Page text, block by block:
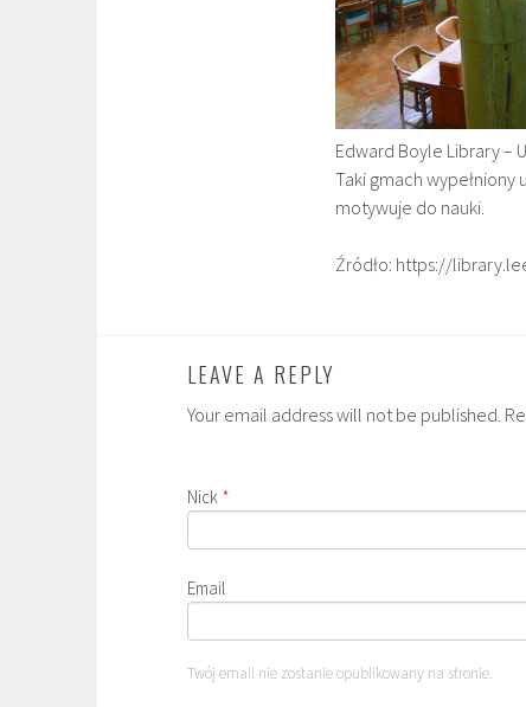
Edward Boyle Library –
Taki gmach
motywuje do nauki.
Źródło: https://
LEAVE A REPLY
Your email address will not be published.
Nick *
Email
Twój email nie zostanie opublikowany na stronie.